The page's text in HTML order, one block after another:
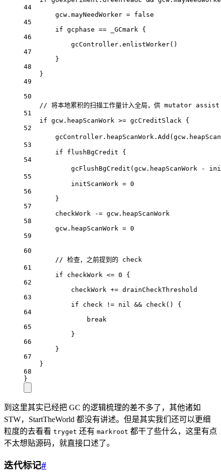
44
gcw.mayNeedWorker = false
45
if gcphase == _GCmark {
46
gcController. enlistWorker()
47
}
48
}
49
50
// 将本地累积的扫描工作量计入全局，供 mutator assist
51
if gcw.heapScanWork >= gcCreditSlack {
52
gcController.heapScanWork. Add
53
if flushBgCredit {
54
gcFlushBgCredit (gcw.heapScanWork -
55
initScanWork = 0
56
}
57
checkWork
-= gcw.heapScanWork
58
gcw.heapScanWork = 0
59
60
// 检查，之前提到的 check
61
if checkWork <= 0 {
62
checkWork += drainCheckThreshold
63
if check != nil && check() {
64
break
65
}
66
}
67
}
68
}
到这里其实已经把 GC 的逻辑梳理的差不多了，其他诸如
STW，StartTheWorld 都没有讲述。但是其实我们还可以更细
粒度的去看看 tryget 还有 markroot 都干了些什么，这里有点
不太想贴源码，就直接口述了。
迭代标记#